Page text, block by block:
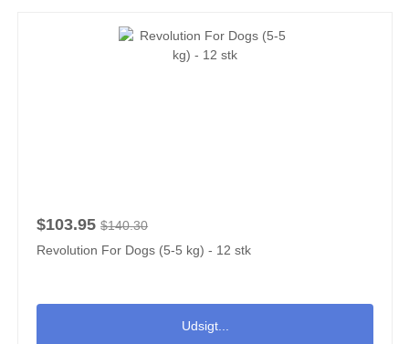
$103.95 $140.30
Revolution For Dogs (5-5 kg) - 12 stk
Udsigt...